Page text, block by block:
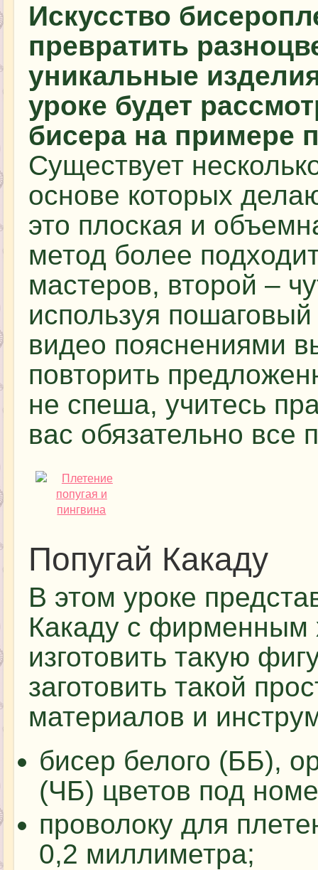
Искусство
превратить
уникальные
уроке будет
бисера на примере
Существует
основе которых
это плоская и
метод более
мастеров, второй –
используя
видео пояснениями
повторить
не спеша, учитесь
вас обязательно все
Попугай Какаду
В этом уроке
Какаду с фирменным
изготовить такую
заготовить такой
материалов и
бисер белого (ББ),
(ЧБ) цветов под
проволоку для
0,2 миллиметра;